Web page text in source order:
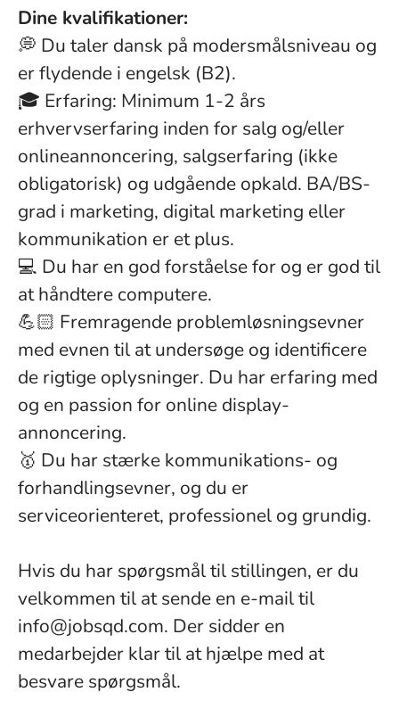
Dine kvalifikationer:
💭 Du taler dansk på modersmålsniveau og
er flydende i engelsk (B2).
🎓 Erfaring: Minimum 1-2 års
erhvervserfaring inden for salg og/eller
onlineannoncering, salgserfaring (ikke
obligatorisk) og udgående opkald. BA/BS-
grad i marketing, digital marketing eller
kommunikation er et plus.
💻 Du har en god forståelse for og er god til
at håndtere computere.
💪🏻 Fremragende problemløsningsevner
med evnen til at undersøge og identificere
de rigtige oplysninger. Du har erfaring med
og en passion for online display-
annoncering.
🥇 Du har stærke kommunikations- og
forhandlingsevner, og du er
serviceorienteret, professionel og grundig.
Hvis du har spørgsmål til stillingen, er du
velkommen til at sende en e-mail til
info@jobsqd.com. Der sidder en
medarbejder klar til at hjælpe med at
besvare spørgsmål.